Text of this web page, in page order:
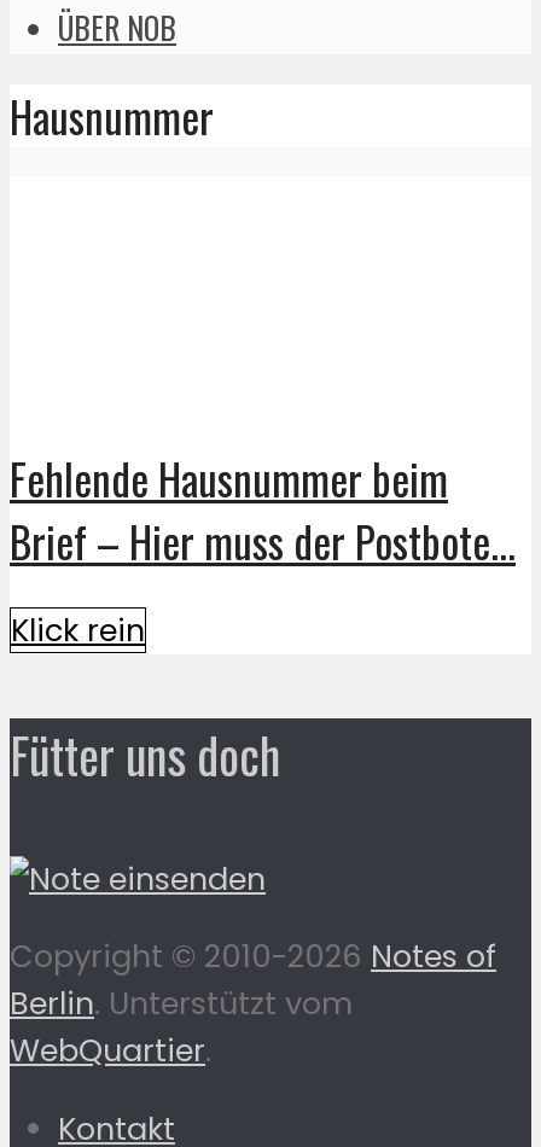
ÜBER NOB
Hausnummer
Fehlende Hausnummer beim
Brief – Hier muss der Postbote...
Klick rein
Fütter uns doch
Copyright © 2010-2026 Notes of
Berlin. Unterstützt vom
WebQuartier.
Kontakt